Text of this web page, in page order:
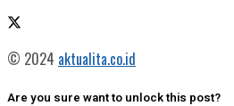
© 2024 aktualita.co.id
Are you sure want to unlock this post?